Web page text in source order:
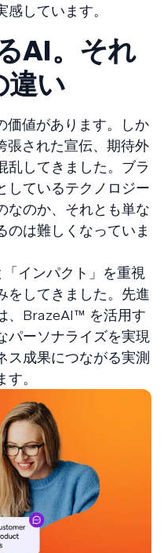
しています。
AI。それ
い
価値があります。しか
張された宣伝、期待外
乱してきました。ブラ
しているテクノロジー
なのか、それとも単な
のは難しくなっていま
インパクト」を重視
をしてきました。先進
、BrazeAI™ を活用す
パーソナライズを実現
ス成果につながる実測
。